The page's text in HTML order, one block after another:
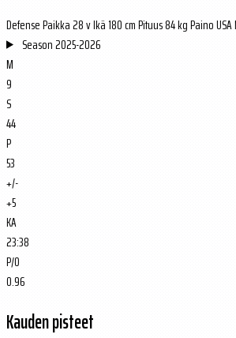
DefensePaikka28 vIkä180 cmPituus84 kgPainoUSA
Season2025-2026
M
9
S
44
P
53
+/-
+5
KA
23:38
P/O
0.96
Kauden pisteet